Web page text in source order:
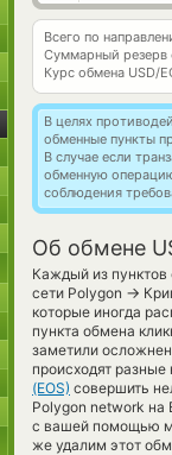
Всего по
Суммарный резерв
Курс обмена USD/
В целях
обменные пункты
В случае если
обменную
соблюдения
Об обмене
Каждый из пунктов
сети Polygon →
которые иногда
пункта обмена
заметили
происходят
(EOS) совершить
Polygon network на
с вашей помощью
же удалим этот